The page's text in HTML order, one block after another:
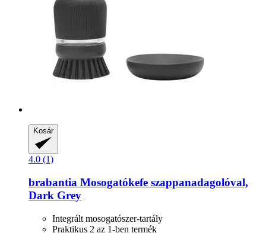
Kosár
4.0 (1)
brabantia Mosogatókefe szappanadagolóval,
Dark Grey
Integrált mosogatószer-tartály
Praktikus 2 az 1-ben termék